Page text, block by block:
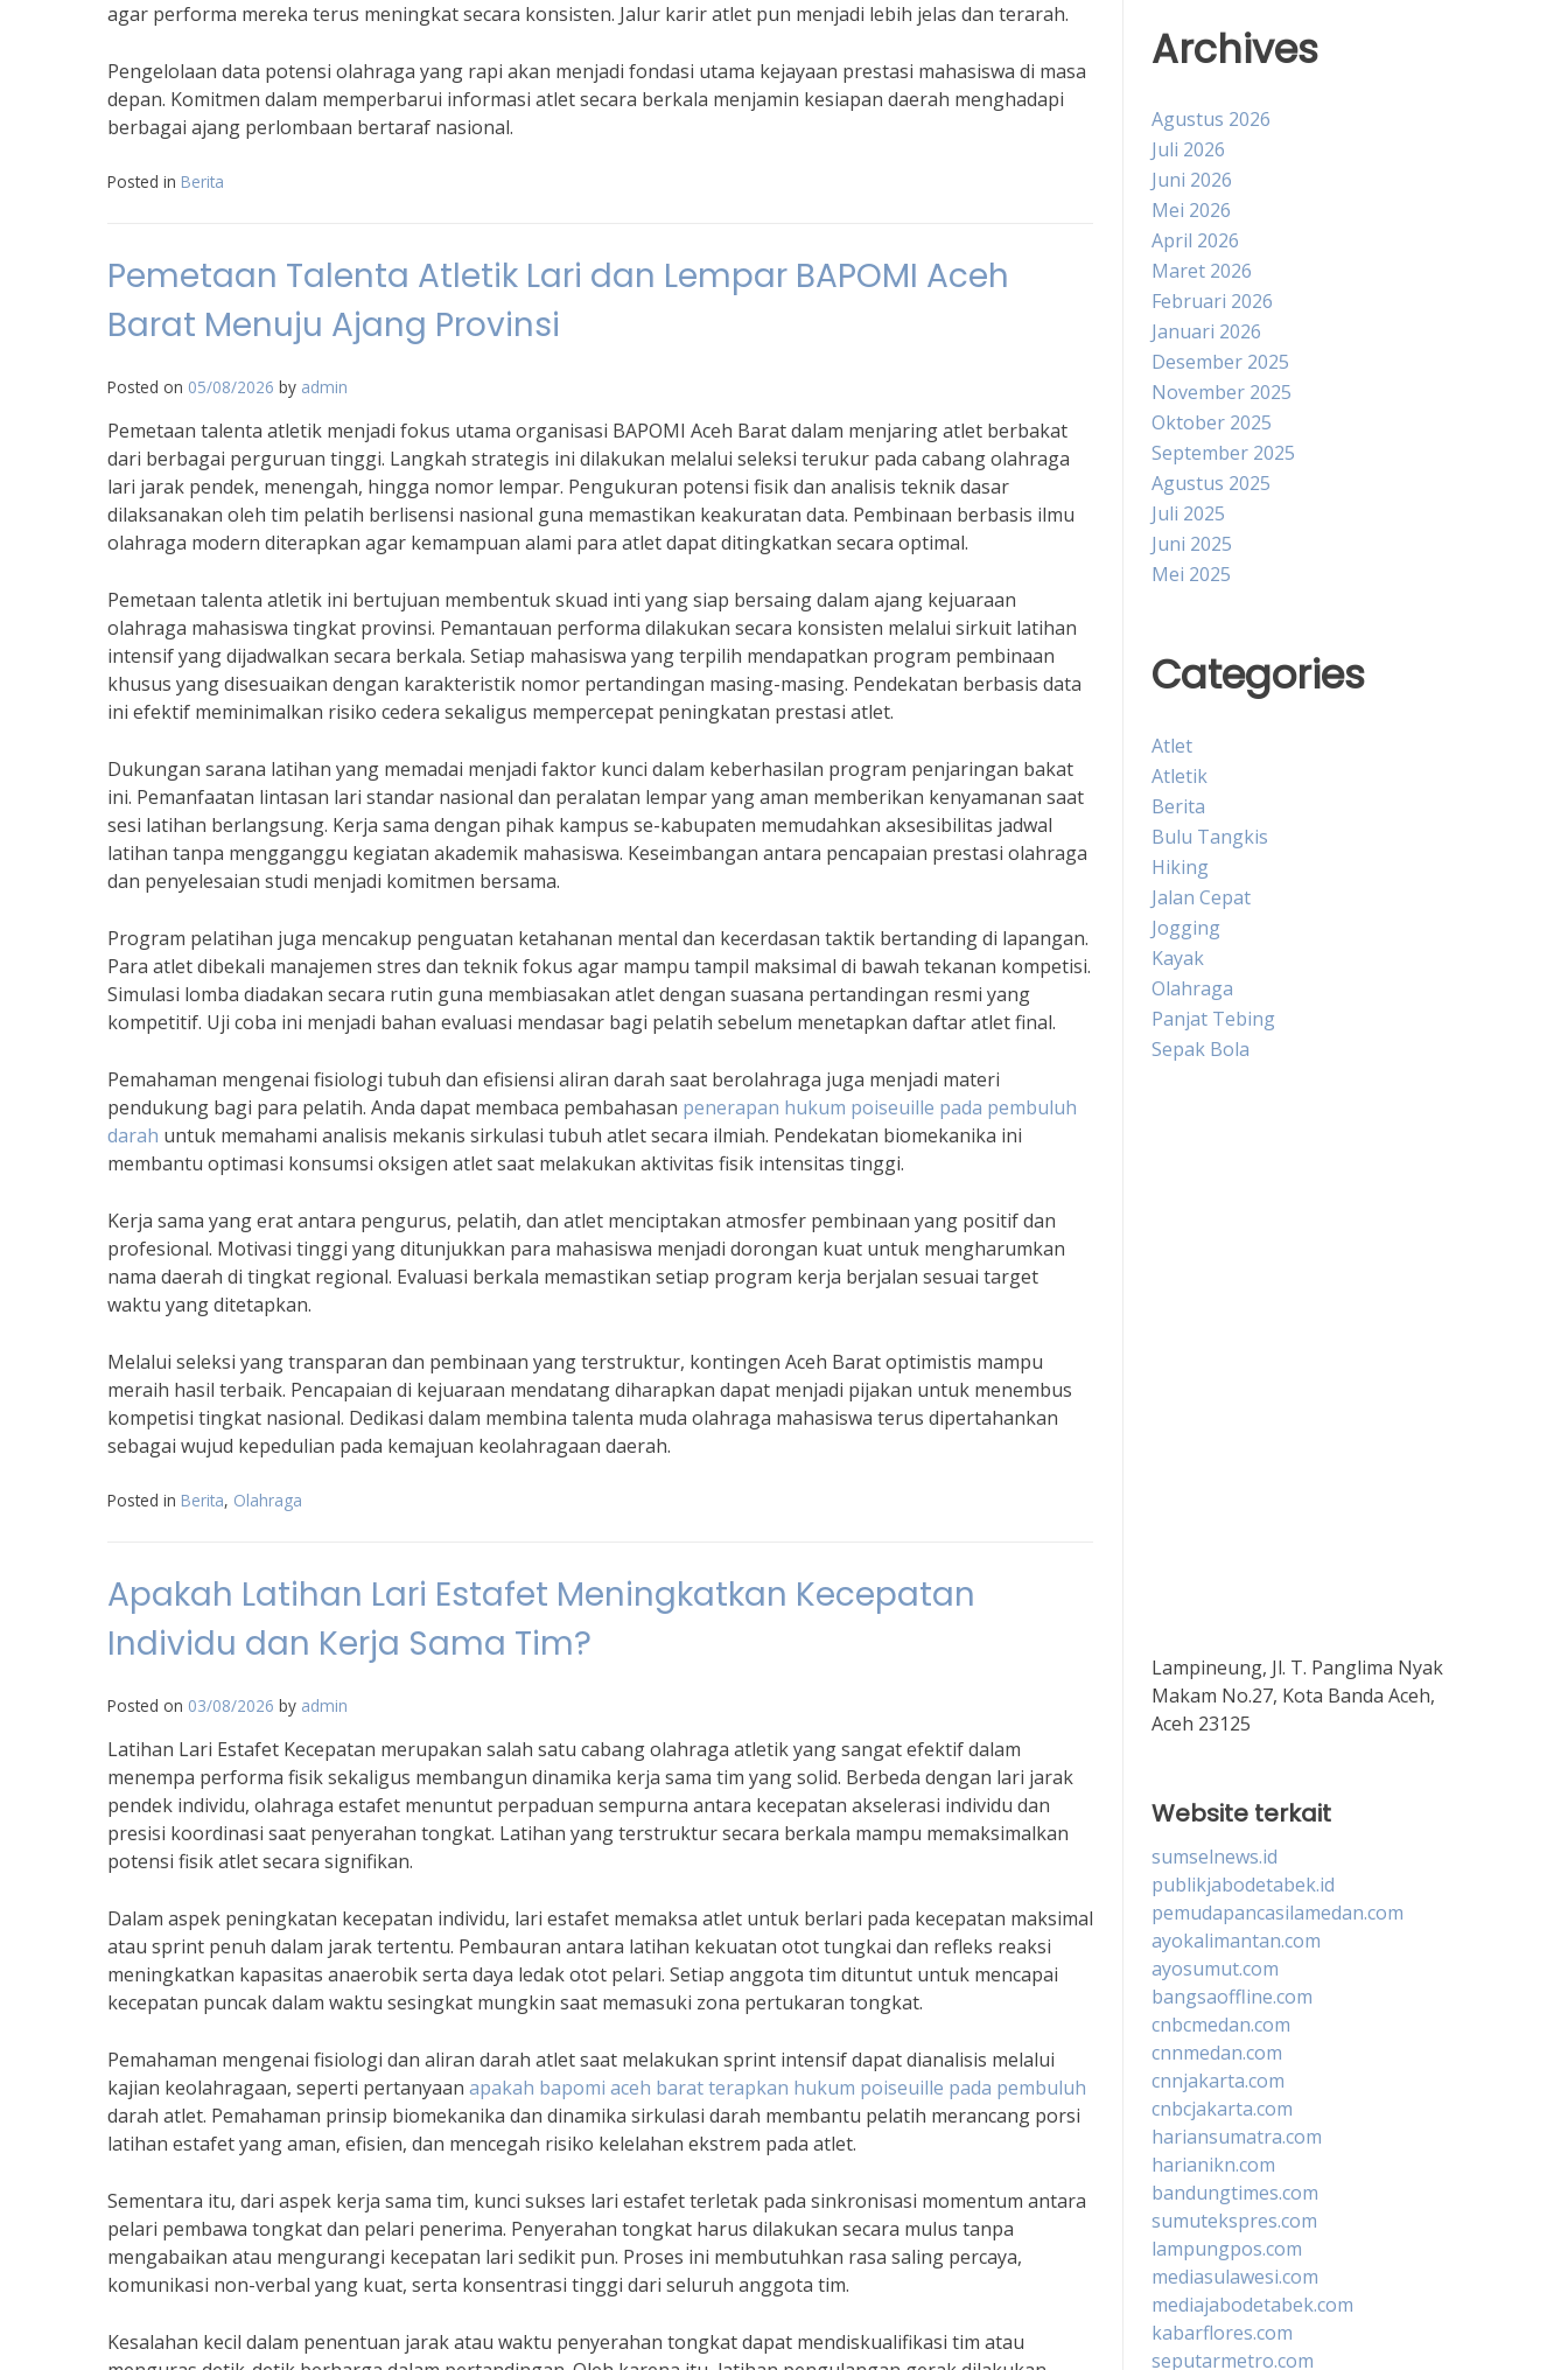
agar performa mereka terus meningkat secara konsisten. Jalur karir atlet pun menjadi lebih jelas dan terarah.
Pengelolaan data potensi olahraga yang rapi akan menjadi fondasi utama kejayaan prestasi mahasiswa di masa
depan. Komitmen dalam memperbarui informasi atlet secara berkala menjamin kesiapan daerah menghadapi
berbagai ajang perlombaan bertaraf nasional.
Posted in Berita
Pemetaan Talenta Atletik Lari dan Lempar BAPOMI Aceh
Barat Menuju Ajang Provinsi
Posted on 05/08/2026 by admin
Pemetaan talenta atletik menjadi fokus utama organisasi BAPOMI Aceh Barat dalam menjaring atlet berbakat
dari berbagai perguruan tinggi. Langkah strategis ini dilakukan melalui seleksi terukur pada cabang olahraga
lari jarak pendek, menengah, hingga nomor lempar. Pengukuran potensi fisik dan analisis teknik dasar
dilaksanakan oleh tim pelatih berlisensi nasional guna memastikan keakuratan data. Pembinaan berbasis ilmu
olahraga modern diterapkan agar kemampuan alami para atlet dapat ditingkatkan secara optimal.
Pemetaan talenta atletik ini bertujuan membentuk skuad inti yang siap bersaing dalam ajang kejuaraan
olahraga mahasiswa tingkat provinsi. Pemantauan performa dilakukan secara konsisten melalui sirkuit latihan
intensif yang dijadwalkan secara berkala. Setiap mahasiswa yang terpilih mendapatkan program pembinaan
khusus yang disesuaikan dengan karakteristik nomor pertandingan masing-masing. Pendekatan berbasis data
ini efektif meminimalkan risiko cedera sekaligus mempercepat peningkatan prestasi atlet.
Dukungan sarana latihan yang memadai menjadi faktor kunci dalam keberhasilan program penjaringan bakat
ini. Pemanfaatan lintasan lari standar nasional dan peralatan lempar yang aman memberikan kenyamanan saat
sesi latihan berlangsung. Kerja sama dengan pihak kampus se-kabupaten memudahkan aksesibilitas jadwal
latihan tanpa mengganggu kegiatan akademik mahasiswa. Keseimbangan antara pencapaian prestasi olahraga
dan penyelesaian studi menjadi komitmen bersama.
Program pelatihan juga mencakup penguatan ketahanan mental dan kecerdasan taktik bertanding di lapangan.
Para atlet dibekali manajemen stres dan teknik fokus agar mampu tampil maksimal di bawah tekanan kompetisi.
Simulasi lomba diadakan secara rutin guna membiasakan atlet dengan suasana pertandingan resmi yang
kompetitif. Uji coba ini menjadi bahan evaluasi mendasar bagi pelatih sebelum menetapkan daftar atlet final.
Pemahaman mengenai fisiologi tubuh dan efisiensi aliran darah saat berolahraga juga menjadi materi
pendukung bagi para pelatih. Anda dapat membaca pembahasan penerapan hukum poiseuille pada pembuluh
darah untuk memahami analisis mekanis sirkulasi tubuh atlet secara ilmiah. Pendekatan biomekanika ini
membantu optimasi konsumsi oksigen atlet saat melakukan aktivitas fisik intensitas tinggi.
Kerja sama yang erat antara pengurus, pelatih, dan atlet menciptakan atmosfer pembinaan yang positif dan
profesional. Motivasi tinggi yang ditunjukkan para mahasiswa menjadi dorongan kuat untuk mengharumkan
nama daerah di tingkat regional. Evaluasi berkala memastikan setiap program kerja berjalan sesuai target
waktu yang ditetapkan.
Melalui seleksi yang transparan dan pembinaan yang terstruktur, kontingen Aceh Barat optimistis mampu
meraih hasil terbaik. Pencapaian di kejuaraan mendatang diharapkan dapat menjadi pijakan untuk menembus
kompetisi tingkat nasional. Dedikasi dalam membina talenta muda olahraga mahasiswa terus dipertahankan
sebagai wujud kepedulian pada kemajuan keolahragaan daerah.
Posted in Berita, Olahraga
Apakah Latihan Lari Estafet Meningkatkan Kecepatan
Individu dan Kerja Sama Tim?
Posted on 03/08/2026 by admin
Latihan Lari Estafet Kecepatan merupakan salah satu cabang olahraga atletik yang sangat efektif dalam
menempa performa fisik sekaligus membangun dinamika kerja sama tim yang solid. Berbeda dengan lari jarak
pendek individu, olahraga estafet menuntut perpaduan sempurna antara kecepatan akselerasi individu dan
presisi koordinasi saat penyerahan tongkat. Latihan yang terstruktur secara berkala mampu memaksimalkan
potensi fisik atlet secara signifikan.
Dalam aspek peningkatan kecepatan individu, lari estafet memaksa atlet untuk berlari pada kecepatan maksimal
atau sprint penuh dalam jarak tertentu. Pembauran antara latihan kekuatan otot tungkai dan refleks reaksi
meningkatkan kapasitas anaerobik serta daya ledak otot pelari. Setiap anggota tim dituntut untuk mencapai
kecepatan puncak dalam waktu sesingkat mungkin saat memasuki zona pertukaran tongkat.
Pemahaman mengenai fisiologi dan aliran darah atlet saat melakukan sprint intensif dapat dianalisis melalui
kajian keolahragaan, seperti pertanyaan apakah bapomi aceh barat terapkan hukum poiseuille pada pembuluh
darah atlet. Pemahaman prinsip biomekanika dan dinamika sirkulasi darah membantu pelatih merancang porsi
latihan estafet yang aman, efisien, dan mencegah risiko kelelahan ekstrem pada atlet.
Sementara itu, dari aspek kerja sama tim, kunci sukses lari estafet terletak pada sinkronisasi momentum antara
pelari pembawa tongkat dan pelari penerima. Penyerahan tongkat harus dilakukan secara mulus tanpa
mengabaikan atau mengurangi kecepatan lari sedikit pun. Proses ini membutuhkan rasa saling percaya,
komunikasi non-verbal yang kuat, serta konsentrasi tinggi dari seluruh anggota tim.
Kesalahan kecil dalam penentuan jarak atau waktu penyerahan tongkat dapat mendiskualifikasi tim atau
Archives
Agustus 2026
Juli 2026
Juni 2026
Mei 2026
April 2026
Maret 2026
Februari 2026
Januari 2026
Desember 2025
November 2025
Oktober 2025
September 2025
Agustus 2025
Juli 2025
Juni 2025
Mei 2025
Categories
Atlet
Atletik
Berita
Bulu Tangkis
Hiking
Jalan Cepat
Jogging
Kayak
Olahraga
Panjat Tebing
Sepak Bola
Lampineung, Jl. T. Panglima Nyak
Makam No.27, Kota Banda Aceh,
Aceh 23125
Website terkait
sumselnews.id
publikjabodetabek.id
pemudapancasilamedan.com
ayokalimantan.com
ayosumut.com
bangsaoffline.com
cnbcmedan.com
cnnmedan.com
cnnjakarta.com
cnbcjakarta.com
hariansumatra.com
harianikn.com
bandungtimes.com
sumutekspres.com
lampungpos.com
mediasulawesi.com
mediajabodetabek.com
kabarflores.com
seputarmetro.com